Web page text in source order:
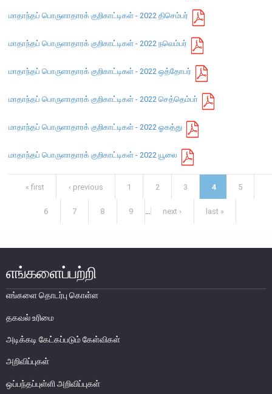
நாணயக் கொள்கை
நிதியியல் முறைமை உறுதிப்பாடு
பொதுநோக்கு
முக்கிய தொழிற்பாடுகள்
முதனிலை வணிகர்கள்
நுண்பாக நிதித் துறை
அதிகாரம்பெற்ற பணத்தரகர்கள் ஒழுங்குவிதிகள்
மாதாந்தப் பொருளாதாரக் குறிகாட்டிகள் - 2022 திசெம்பர்
மாதாந்தப் பொருளாதாரக் குறிகாட்டிகள் - 2022 நவெம்பர்
மாதாந்தப் பொருளாதாரக் குறிகாட்டிகள் - 2022 ​ஒத்தோபர்
மாதாந்தப் பொருளாதாரக் குறிகாட்டிகள் - 2022 செத்தெம்பா்
மாதாந்தப் பொருளாதாரக் குறிகாட்டிகள் - 2022 ஓகத்து
மாதாந்தப் பொருளாதாரக் குறிகாட்டிகள் - 2022 யூலை
Pages
« first ‹ previous 1 2 3 4 5
6 7 8 9 … next › last »
எங்களைப்பற்றி
எங்களை தொடர்பு கொள்ள
தகவல் உரிமை
அடிக்கடி கேட்கப்படும் கேள்விகள்
அறிவிப்புகள்
ஒப்பந்தப்புள்ளி அறிவிப்புகள்